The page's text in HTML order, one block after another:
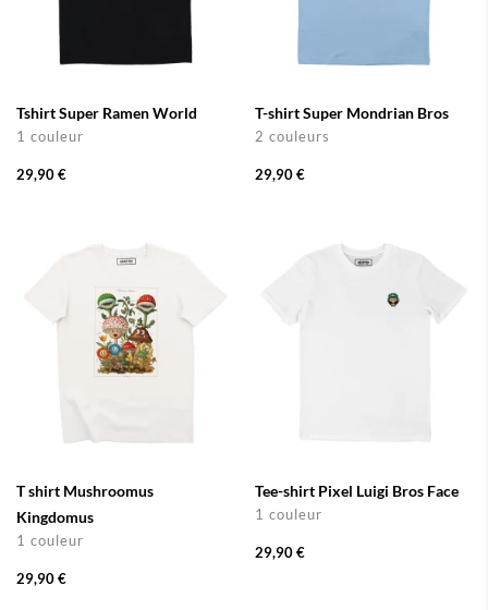
Tshirt Super Ramen World
1 couleur
29,90 €
T-shirt Super Mondrian Bros
2 couleurs
29,90 €
T shirt Mushroomus
Kingdomus
1 couleur
29,90 €
Tee-shirt Pixel Luigi Bros Face
1 couleur
29,90 €